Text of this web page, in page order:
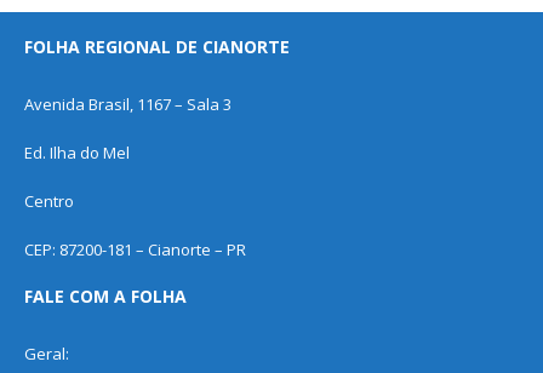
FOLHA REGIONAL DE CIANORTE
Avenida Brasil, 1167 – Sala 3
Ed. Ilha do Mel
Centro
CEP: 87200-181 – Cianorte – PR
FALE COM A FOLHA
Geral: